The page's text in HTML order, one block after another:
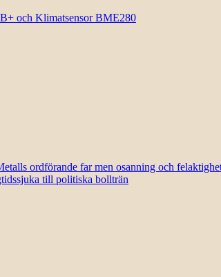
och Klimatsensor BME280
ordförande far men osanning och
till politiska bollträn